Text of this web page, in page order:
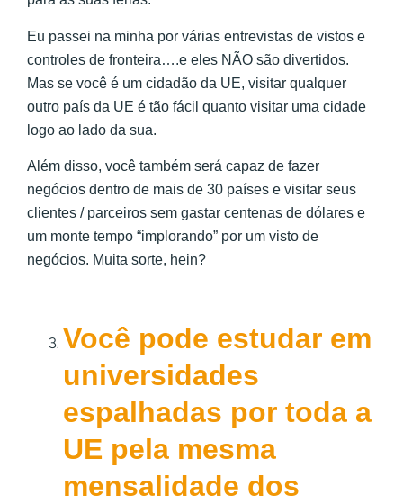
Eu passei na minha por várias entrevistas de vistos e
controles de fronteira….e eles NÃO são divertidos.
Mas se você é um cidadão da UE, visitar qualquer
outro país da UE é tão fácil quanto visitar uma cidade
logo ao lado da sua.
Além disso, você também será capaz de fazer
negócios dentro de mais de 30 países e visitar seus
clientes / parceiros sem gastar centenas de dólares e
um monte tempo “implorando” por um visto de
negócios. Muita sorte, hein?
Você pode estudar em
universidades
espalhadas por toda a
UE pela mesma
mensalidade dos